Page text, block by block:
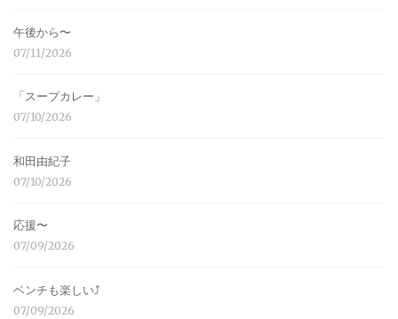
午後から〜
07/11/2026
「スープカレー」
07/10/2026
和田由紀子
07/10/2026
応援〜
07/09/2026
ベンチも楽しい⤴︎
07/09/2026